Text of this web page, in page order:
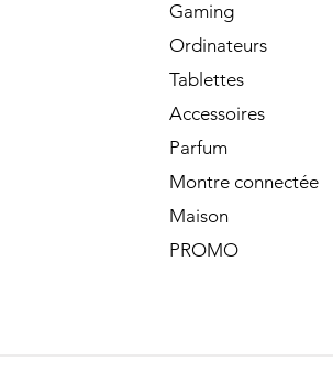
Gaming
Ordinateurs
Tablettes
Accessoires
Parfum
Montre connectée
Maison
PROMO